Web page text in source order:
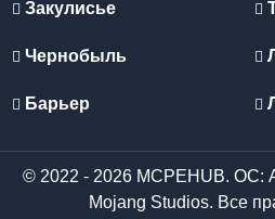
Закулисье
Чернобыль
Барьер
© 2022 - 2026 MCPEHUB. ОС:
Mojang Studios. Все